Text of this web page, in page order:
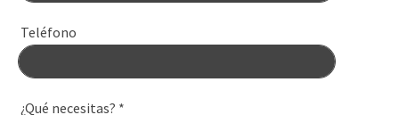
Teléfono
¿Qué necesitas? *